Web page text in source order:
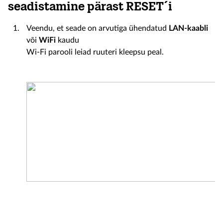
seadistamine pärast RESET´i
Veendu, et seade on arvutiga ühendatud LAN-kaabli
või WiFi kaudu
Wi-Fi parooli leiad ruuteri kleepsu peal.